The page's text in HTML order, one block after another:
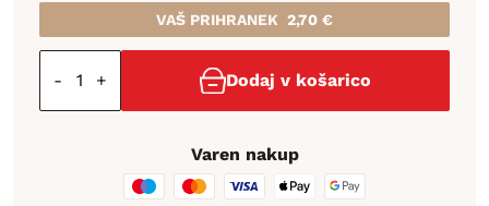
VAŠ PRIHRANEK 2,70 €
- + Dodaj v košarico
Varen nakup